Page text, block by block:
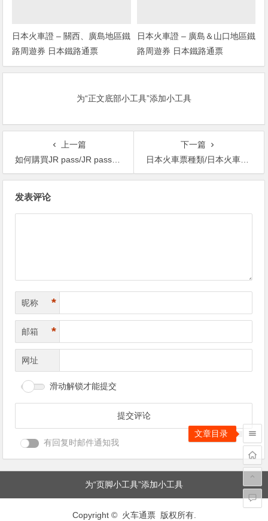
日本火車證 – 關西、廣島地區鐵
路周遊券 日本鐵路通票
日本火車證 – 廣島＆山口地區鐵
路周遊券 日本鐵路通票
为“正文底部小工具”添加小工具
上一篇
如何購買JR pass/JR pass攻略/JR pass優惠/JR pass香港
下一篇
日本火車票種類/日本火車種類/日本火車票攻略/日本鐵路票價
发表评论
昵称 *
邮箱 *
网址
滑动解锁才能提交
有回复时邮件通知我
为“页脚小工具”添加小工具
Copyright © 火车通票 版权所有.